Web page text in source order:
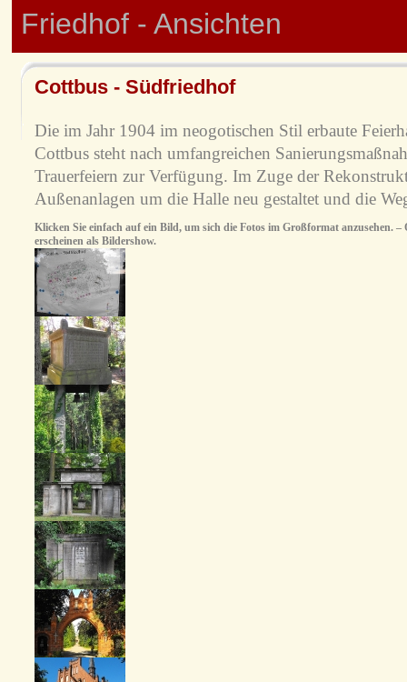
Friedhof - Ansichten
Cottbus - Südfriedhof
Die im Jahr 1904 im neogotischen Stil erbaute
Cottbus steht nach umfangreichen
Trauerfeiern zur Verfügung. Im Zuge der
Außenanlagen um die Halle neu gestaltet und die
Klicken Sie einfach auf ein Bild, um sich die Fotos im Großformat anzusehen. –
erscheinen als Bildershow.